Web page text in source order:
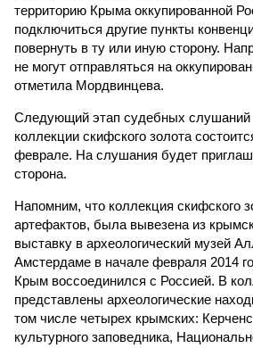
территорию Крыма оккупированной
подключиться другие пункты
повернуть в ту или иную сторону.
не могут отправляться на
отметила Мордвинцева.
Следующий этап судебных слушаний
коллекции скифского золота
феврале. На слушания будет
сторона.
Напомним, что коллекция скифского
артефактов, была вывезена из
выставку в археологический музей
Амстердаме в начале февраля 2014
Крым воссоединился с Россией. В
представлены археологические
том числе четырех крымских:
культурного заповедника,